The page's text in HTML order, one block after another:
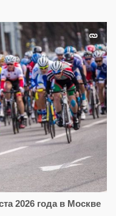
2026 года в Москве